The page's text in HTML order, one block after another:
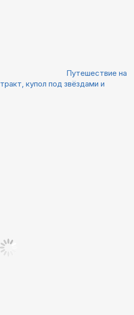
Путешествие на
купол под звёздами и